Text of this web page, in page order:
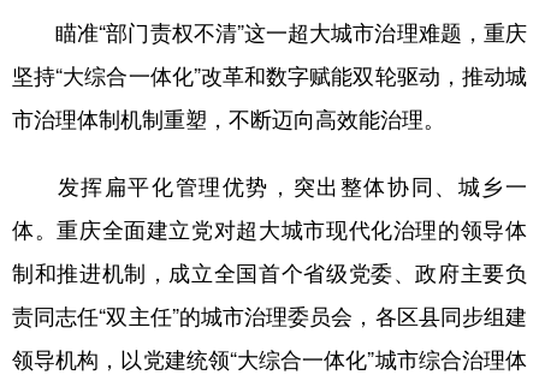
瞄准“部门责权不清”这一超大城市治理难题，重庆
坚持“大综合一体化”改革和数字赋能双轮驱动，推动城
市治理体制机制重塑，不断迈向高效能治理。
发挥扁平化管理优势，突出整体协同、城乡一
体。重庆全面建立党对超大城市现代化治理的领导体
制和推进机制，成立全国首个省级党委、政府主要负
责同志任“双主任”的城市治理委员会，各区县同步组建
领导机构，以党建统领“大综合一体化”城市综合治理体